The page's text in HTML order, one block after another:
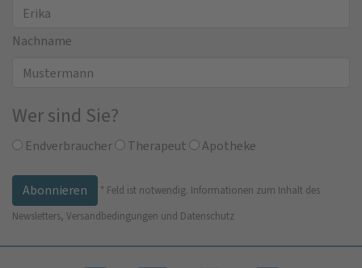
Nachname
Wer sind Sie?
Endverbraucher Therapeut Apotheke
* Feld ist notwendig. Informationen zum Inhalt des
Newsletters, Versandbedingungen und Datenschutz